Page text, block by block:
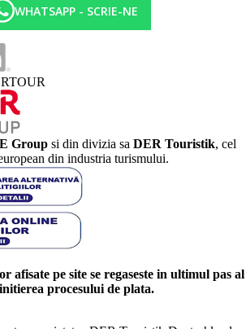
WHATSAPP - SCRIE-NE
Group si din divizia sa DER Touristik, cel
din industria turismului.
afisate pe site se regaseste in ultimul pas al
procesului de plata.